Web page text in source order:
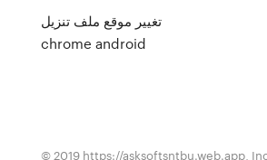
تغيير موقع ملف تنزيل
chrome android
© 2019 https://asksoftsntbu.web.app,